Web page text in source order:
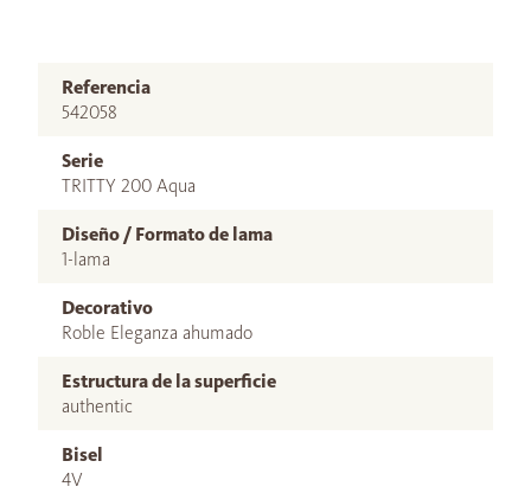
Referencia
542058
Serie
TRITTY 200 Aqua
Diseño / Formato de lama
1-lama
Decorativo
Roble Eleganza ahumado
Estructura de la superficie
authentic
Bisel
4V